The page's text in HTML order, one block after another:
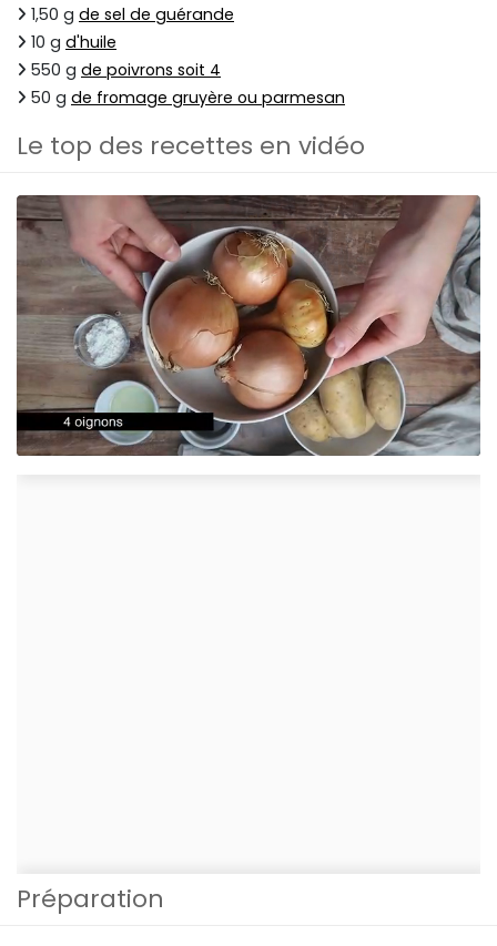
1,50 g de sel de guérande
10 g d'huile
550 g de poivrons soit 4
50 g de fromage gruyère ou parmesan
Le top des recettes en vidéo
Préparation